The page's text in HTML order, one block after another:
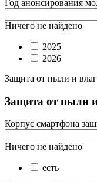
Год анонсирования
Ничего не найдено
2025
2026
Защита от пыли и
Защита от пыли
Корпус смартфона
Ничего не найдено
есть